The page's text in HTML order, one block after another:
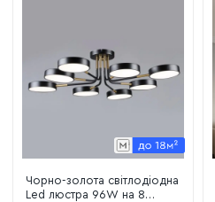
Чорно-золота світлодіодна
Led люстра 96W на 8